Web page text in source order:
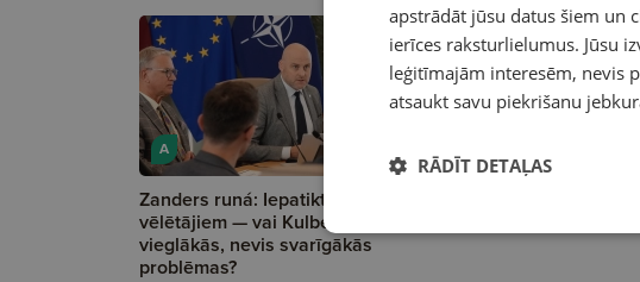
A
Zanders runá: Iepatikties
vēlētājiem — vai Kulbergs risina
vieglākās, nevis svarīgākās
problēmas?
Māris Antonevičs;
apstrādāt jūsu datus šiem un
ierīces raksturlielumus. Jūsu
leģitīmajām interesēm, nevis
atsaukt savu piekrišanu
RĀDĪT DETAĻAS